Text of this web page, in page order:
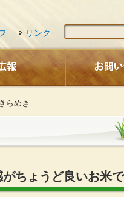
リンク
ちょうど良いお米
らめき